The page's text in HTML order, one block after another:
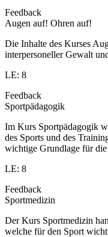
Feedback
Augen auf! Ohren auf!
Die Inhalte des Kurses
interpersoneller Gewalt
LE: 8
Feedback
Sportpädagogik
Im Kurs Sportpädagogik
des Sports und des
wichtige Grundlage für
LE: 8
Feedback
Sportmedizin
Der Kurs Sportmedizin
welche für den Sport